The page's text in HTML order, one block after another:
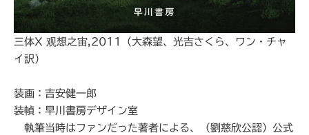
三体X 观想之宙,2011（大森望、光吉さくら、ワン・チャ
イ訳）
装画：吉安健一郎
装幀：早川書房デザイン室
執筆当時はファンだった著者による、（劉慈欣公認）公式